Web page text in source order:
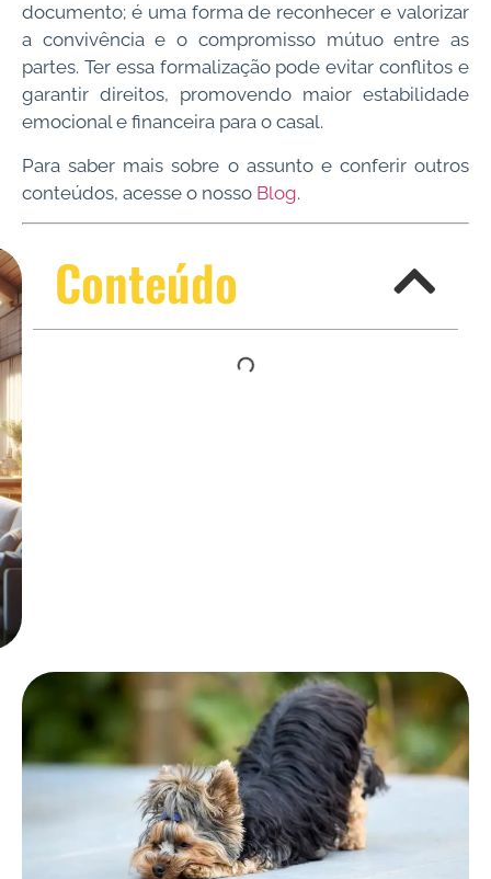
documento; é uma forma de reconhecer e valorizar
a convivência e o compromisso mútuo entre as
partes. Ter essa formalização pode evitar conflitos e
garantir direitos, promovendo maior estabilidade
emocional e financeira para o casal.
Para saber mais sobre o assunto e conferir outros
conteúdos, acesse o nosso Blog.
Conteúdo